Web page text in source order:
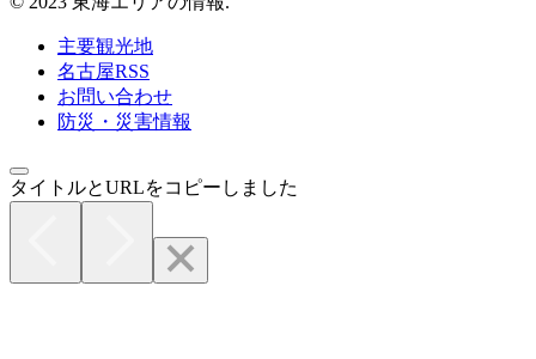
主要観光地
名古屋RSS
お問い合わせ
防災・災害情報
タイトルとURLをコピーしました